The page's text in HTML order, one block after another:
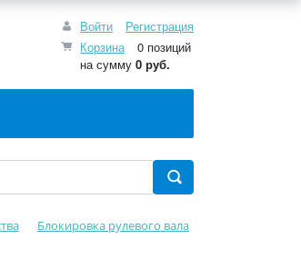
Войти
Регистрация
Корзина
0 позиций
на сумму 0 руб.
Блокировка рулевого вала